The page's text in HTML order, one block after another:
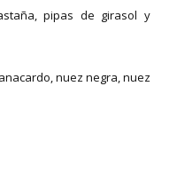
pipas de girasol y
nuez negra, nuez